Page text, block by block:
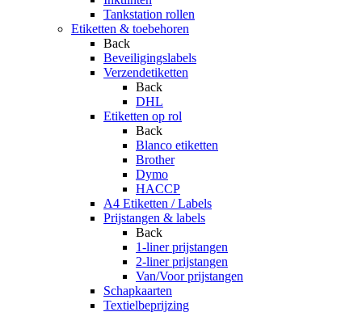
Tankstation rollen
Etiketten & toebehoren
Back
Beveiligingslabels
Verzendetiketten
Back
DHL
Etiketten op rol
Back
Blanco etiketten
Brother
Dymo
HACCP
A4 Etiketten / Labels
Prijstangen & labels
Back
1-liner prijstangen
2-liner prijstangen
Van/Voor prijstangen
Schapkaarten
Textielbeprijzing